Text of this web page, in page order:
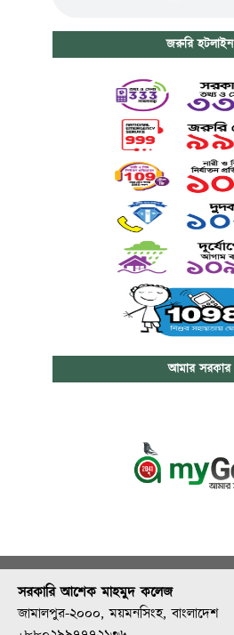
জরুরি হটলাইন
আমার সরকার
সরকারি আশেক মাহমুদ কলেজ
জামালপুর-২০০০, ময়মনসিংহ, বাংলাদেশ